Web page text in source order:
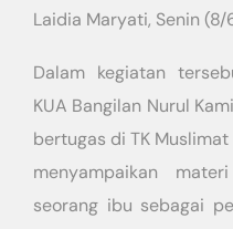
Laidia Maryati, Senin
Dalam kegiatan
KUA Bangilan Nurul
bertugas di TK Muslimat
menyampaikan
seorang ibu sebagai